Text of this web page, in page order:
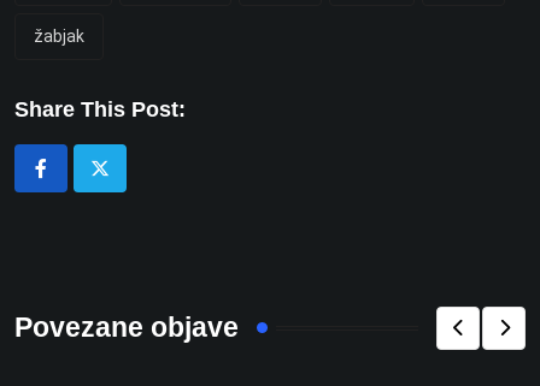
žabjak
Share This Post:
Povezane objave